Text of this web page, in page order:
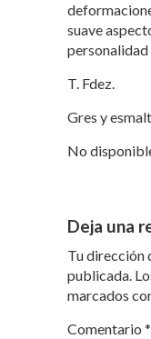
suave
T. Fdez.
Gres y
No
Deja una
Tu dirección
publicada.
marcados
Comentario *